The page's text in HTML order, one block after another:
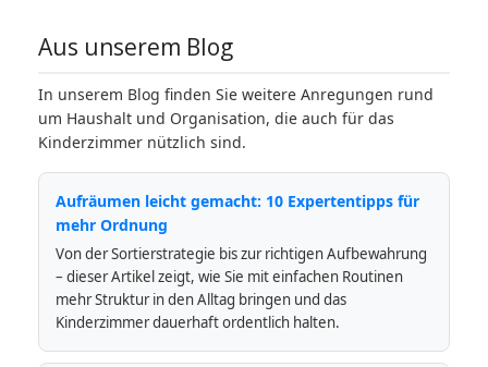
Aus unserem Blog
In unserem Blog finden Sie weitere Anregungen rund
um Haushalt und Organisation, die auch für das
Kinderzimmer nützlich sind.
Aufräumen leicht gemacht: 10 Expertentipps für
mehr Ordnung
Von der Sortierstrategie bis zur richtigen Aufbewahrung
– dieser Artikel zeigt, wie Sie mit einfachen Routinen
mehr Struktur in den Alltag bringen und das
Kinderzimmer dauerhaft ordentlich halten.